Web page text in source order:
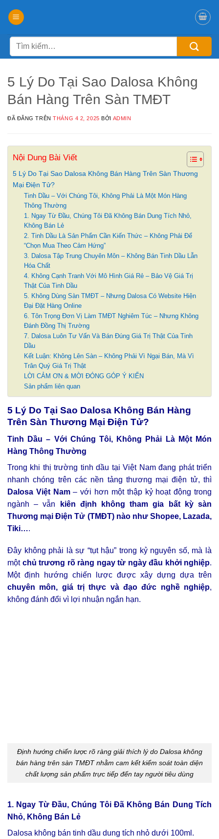
đến
dungTìm
kiếm:
5 Lý Do Tại Sao Dalosa Không
Bán Hàng Trên Sàn TMĐT
ĐÃ ĐĂNG TRÊNTHÁNG 4 2, 2025 BỞI ADMIN
Nội Dung Bài Viết
5 Lý Do Tại Sao Dalosa Không Bán Hàng Trên Sàn Thương
Mại Điện Tử?
Tinh Dầu – Với Chúng Tôi, Không Phải Là Một Món Hàng
Thông Thường
1. Ngay Từ Đầu, Chúng Tôi Đã Không Bán Dung Tích Nhỏ,
Không Bán Lẻ
2. Tinh Dầu Là Sản Phẩm Cần Kiến Thức – Không Phải Để
“Chọn Mua Theo Cảm Hứng”
3. Dalosa Tập Trung Chuyên Môn – Không Bán Tinh Dầu Lẫn
Hóa Chất
4. Không Cạnh Tranh Với Mô Hình Giá Rẻ – Bảo Vệ Giá Trị
Thật Của Tinh Dầu
5. Không Dùng Sàn TMĐT – Nhưng Dalosa Có Website Hiện
Đại Đặt Hàng Online
6. Tôn Trọng Đơn Vị Làm TMĐT Nghiêm Túc – Nhưng Không
Đánh Đồng Thị Trường
7. Dalosa Luôn Tư Vấn Và Bán Đúng Giá Trị Thật Của Tinh
Dầu
Kết Luận: Không Lên Sàn – Không Phải Vì Ngại Bán, Mà Vì
Trân Quý Giá Trị Thật
LỜI CẢM ƠN & MỜI ĐÓNG GÓP Ý KIẾN
Sản phẩm liên quan
5 Lý Do Tại Sao Dalosa Không Bán Hàng
Trên Sàn Thương Mại Điện Tử?
Tinh Dầu – Với Chúng Tôi, Không Phải Là Một Món
Hàng Thông Thường
Trong khi thị trường tinh dầu tại Việt Nam đang phát triển
nhanh chóng trên các nền tảng thương mại điện tử, thì
Dalosa Việt Nam– với hơn một thập kỷ hoạt động trong
ngành – vẫn
kiên định không tham gia bất kỳ sàn
Thương mại Điện Tử (TMĐT) nào như Shopee, Lazada,
Tiki….
Đây không phải là sự “tụt hậu” trong kỷ nguyên số, mà là
một chủ trương rõ ràng ngay từ ngày đầu khởi nghiệp.
Một định hướng chiến lược được xây dựng dựa trên
chuyên môn, giá trị thực và đạo đức nghề nghiệp,
không đánh đổi vì lợi nhuận ngắn hạn.
Định hướng chiến lược rõ ràng giải thích lý do Dalosa không
bán hàng trên sàn TMĐT nhằm cam kết kiểm soát toàn diện
chất lượng sản phẩm trực tiếp đến tay người tiêu dùng
1. Ngay Từ Đầu, Chúng Tôi Đã Không Bán Dung Tích
Nhỏ, Không Bán Lẻ
Dalosa không bán tinh dầu dung tích nhỏ dưới 100ml.